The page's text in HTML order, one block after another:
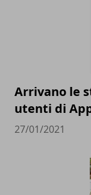
Arrivano le
utenti di
27/01/2021